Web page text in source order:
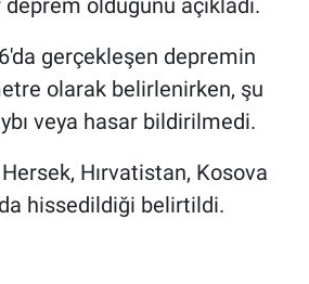
olduğunu açıkladı.
gerçekleşen depremin
olarak belirlenirken, şu
veya hasar bildirilmedi.
Hırvatistan, Kosova
hissedildiği belirtildi.